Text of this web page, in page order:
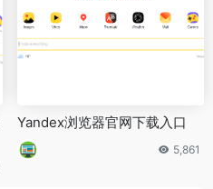
Yandex浏览器官网下载入口
5,861